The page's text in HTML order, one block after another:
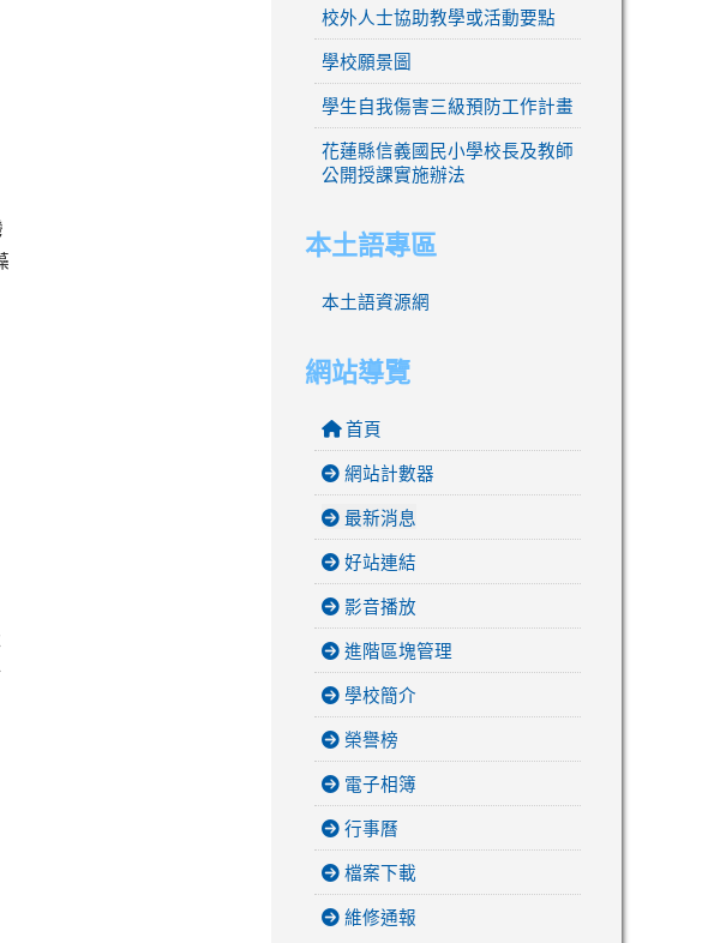
校外人士協助教學或活動要點
學校願景圖
學生自我傷害三級預防工作計畫
花蓮縣信義國民小學校長及教師
公開授課實施辦法
本土語專區
本土語資源網
網站導覽
首頁
網站計數器
最新消息
好站連結
影音播放
進階區塊管理
學校簡介
榮譽榜
電子相簿
行事曆
檔案下載
維修通報